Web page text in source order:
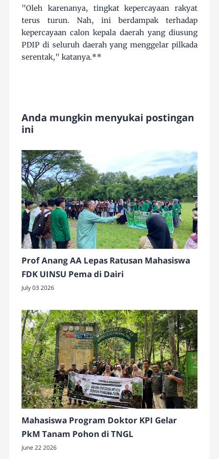
"Oleh karenanya, tingkat kepercayaan rakyat
terus turun. Nah, ini berdampak terhadap
kepercayaan calon kepala daerah yang diusung
PDIP di seluruh daerah yang menggelar pilkada
serentak," katanya.**
Anda mungkin menyukai postingan
ini
Prof Anang AA Lepas Ratusan Mahasiswa
FDK UINSU Pema di Dairi
July 03 2026
Mahasiswa Program Doktor KPI Gelar
PkM Tanam Pohon di TNGL
June 22 2026